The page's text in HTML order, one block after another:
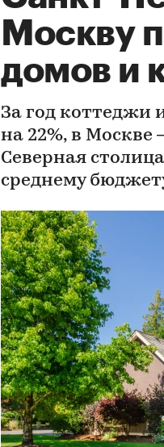
Москву
домов и
За год коттеджи
на 22%, в Москве
Северная
среднему